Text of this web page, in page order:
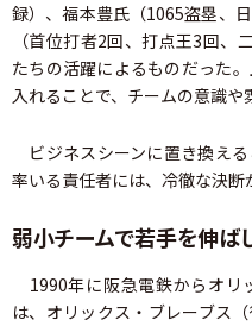
録）、福本豊氏（1065盗塁、
（首位打者2回、打点王3回、
たちの活躍によるものだった
入れることで、チームの意識や
ビジネスシーンに置き換える
率いる責任者には、冷徹な決断
弱小チームで若手を伸ば
1990年に阪急電鉄からオリ
は、オリックス・ブレーブス